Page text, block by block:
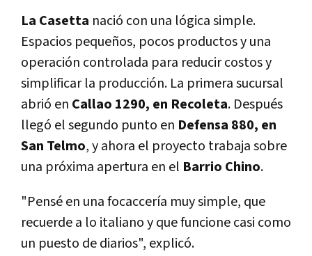
La Casetta nació con una lógica simple.
Espacios pequeños, pocos productos y una
operación controlada para reducir costos y
simplificar la producción. La primera sucursal
abrió en Callao 1290, en Recoleta. Después
llegó el segundo punto en Defensa 880, en
San Telmo, y ahora el proyecto trabaja sobre
una próxima apertura en el Barrio Chino.
"Pensé en una focaccería muy simple, que
recuerde a lo italiano y que funcione casi como
un puesto de diarios", explicó.